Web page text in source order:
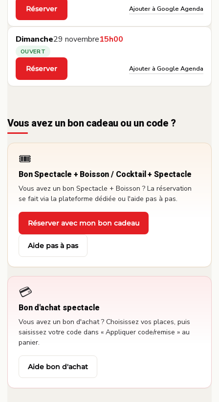
Réserver
·
Ajouter à Google Agenda
Dimanche29 novembre15h00
OUVERT
Réserver
·
Ajouter à Google Agenda
Vous avez un bon cadeau ou un code ?
🎟️
Bon Spectacle + Boisson / Cocktail + Spectacle
Vous avez un bon Spectacle + Boisson ? La réservation
se fait via la plateforme dédiée ou l'aide pas à pas.
Réserver avec mon bon cadeau
· Aide pas à pas
💳
Bon d'achat spectacle
Vous avez un bon d'achat ? Choisissez vos places, puis
saisissez votre code dans « Appliquer code/remise » au
panier.
Aide bon d'achat